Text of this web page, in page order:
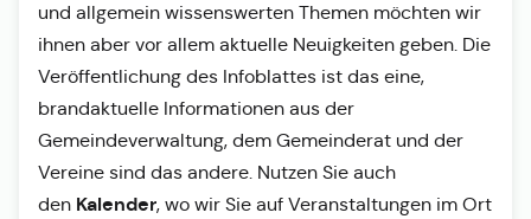
und allgemein wissenswerten Themen möchten wir
ihnen aber vor allem aktuelle Neuigkeiten geben. Die
Veröffentlichung des Infoblattes ist das eine,
brandaktuelle Informationen aus der
Gemeindeverwaltung, dem Gemeinderat und der
Vereine sind das andere. Nutzen Sie auch
den Kalender, wo wir Sie auf Veranstaltungen im Ort